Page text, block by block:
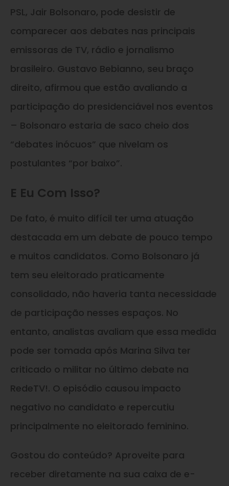
PSL, Jair Bolsonaro, pode desistir de
comparecer aos debates nas principais
emissoras de TV, rádio e jornalismo
brasileiro. Gustavo Bebianno, seu braço
direito, afirmou que estão avaliando a
participação do presidenciável nos eventos
– Bolsonaro estaria de saco cheio dos
“debates inócuos” que nivelam os
postulantes “por baixo”.
E Eu Com Isso?
De fato, é muito difícil ter uma atuação
destacada em um debate de pouco tempo
e muitos candidatos. Como Bolsonaro já
tem seu eleitorado praticamente
consolidado, não haveria tanta necessidade
de participação nesses espaços. No
entanto, analistas avaliam que essa medida
pode ser tomada após Marina Silva ter
criticado o militar no último debate na
RedeTV!. O episódio causou impacto
negativo no candidato e repercutiu
principalmente no eleitorado feminino.
Gostou do conteúdo? Aproveite para
receber diretamente na sua caixa de e-